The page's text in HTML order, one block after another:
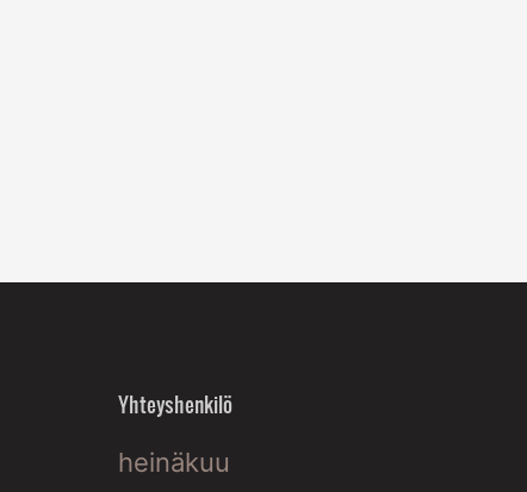
Yhteyshenkilö
heinäkuu